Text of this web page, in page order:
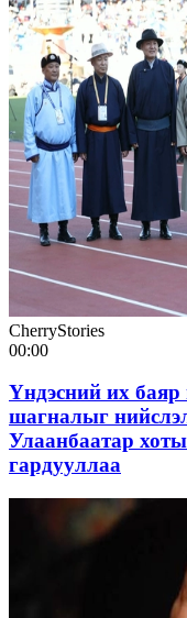
CherryStories
00:00
Үндэсний их
шагналыг
Улаанбаатар
гардууллаа